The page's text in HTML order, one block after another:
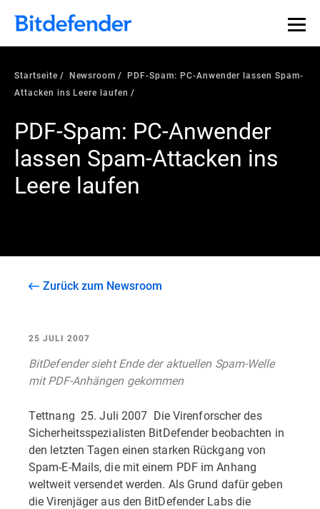
Startseite Newsroom
PDF-Spam: PC-Anwender lassen Spam-
Attacken ins Leere laufen
PDF-Spam: PC-Anwender
lassen Spam-Attacken ins
Leere laufen
Zurück zum Newsroom
25 JULI 2007
BitDefender sieht Ende der aktuellen Spam-Welle
mit PDF-Anhängen gekommen
Tettnang  25. Juli 2007  Die Virenforscher des
Sicherheitsspezialisten BitDefender beobachten in
den letzten Tagen einen starken Rückgang von
Spam-E-Mails, die mit einem PDF im Anhang
weltweit versendet werden. Als Grund dafür geben
die Virenjäger aus den BitDefender Labs die